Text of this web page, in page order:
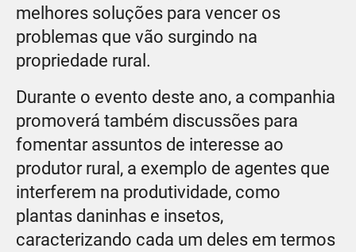
melhores soluções para vencer os
problemas que vão surgindo na
propriedade rural.
Durante o evento deste ano, a companhia
promoverá também discussões para
fomentar assuntos de interesse ao
produtor rural, a exemplo de agentes que
interferem na produtividade, como
plantas daninhas e insetos,
caracterizando cada um deles em termos